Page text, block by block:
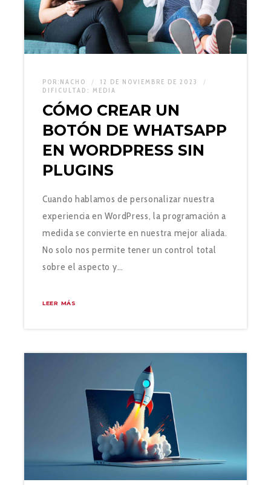
POR: NACHO
12 DE NOVIEMBRE DE 2023
DIFICULTAD: MEDIA
CÓMO CREAR UN
BOTÓN DE WHATSAPP
EN WORDPRESS SIN
PLUGINS
Cuando hablamos de personalizar nuestra
experiencia en WordPress, la programación a
medida se convierte en nuestra mejor aliada.
No solo nos permite tener un control total
sobre el aspecto y…
LEER MÁS